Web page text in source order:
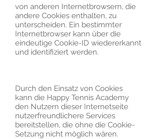
von anderen Internetbrowsern, die
andere Cookies enthalten, zu
unterscheiden. Ein bestimmter
Internetbrowser kann über die
eindeutige Cookie-ID wiedererkannt
und identifiziert werden.
Durch den Einsatz von Cookies
kann die Happy Tennis Academy
den Nutzern dieser Internetseite
nutzerfreundlichere Services
bereitstellen, die ohne die Cookie-
Setzung nicht möglich wären.